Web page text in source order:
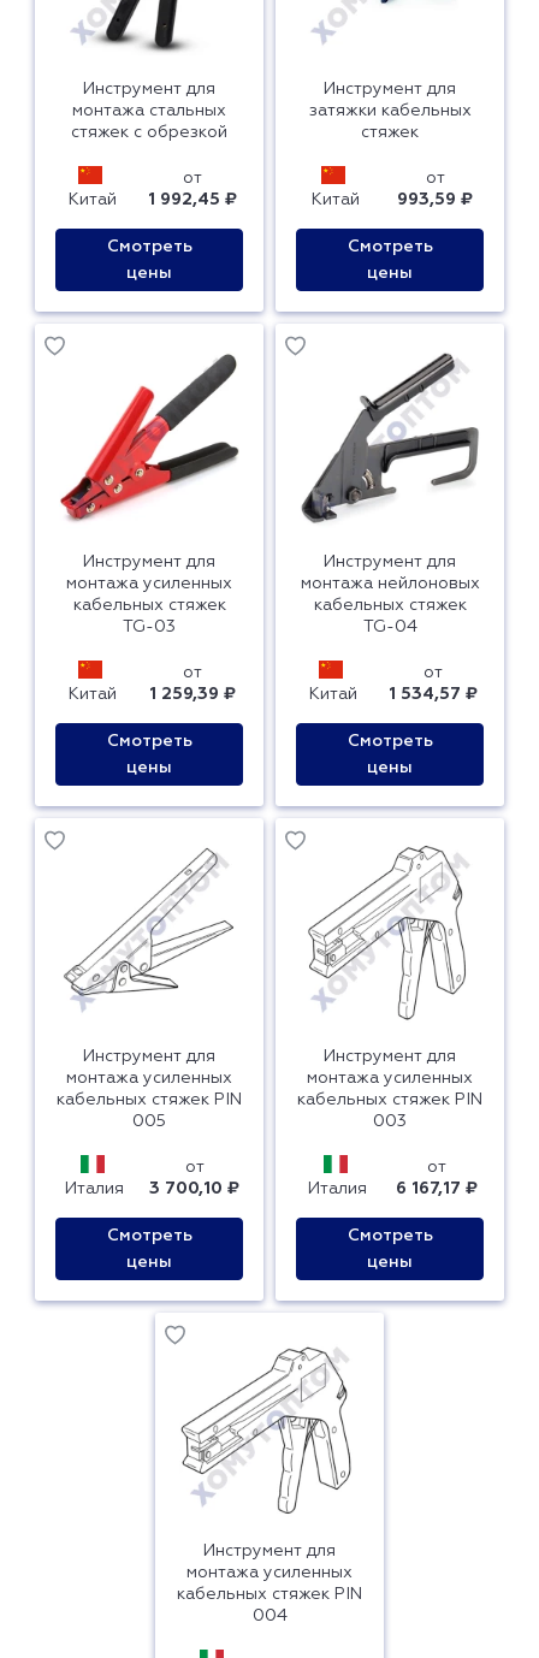
Инструмент для
монтажа стальных
стяжек с обрезкой
Китай
от
1 992,45 ₽
Смотреть
цены
Инструмент для
затяжки кабельных
стяжек
Китай
от
993,59 ₽
Смотреть
цены
Инструмент для
монтажа усиленных
кабельных стяжек
TG-03
Китай
от
1 259,39 ₽
Смотреть
цены
Инструмент для
монтажа нейлоновых
кабельных стяжек
TG-04
Китай
от
1 534,57 ₽
Смотреть
цены
Инструмент для
монтажа усиленных
кабельных стяжек PIN
005
Италия
от
3 700,10 ₽
Смотреть
цены
Инструмент для
монтажа усиленных
кабельных стяжек PIN
003
Италия
от
6 167,17 ₽
Смотреть
цены
Инструмент для
монтажа усиленных
кабельных стяжек PIN
004